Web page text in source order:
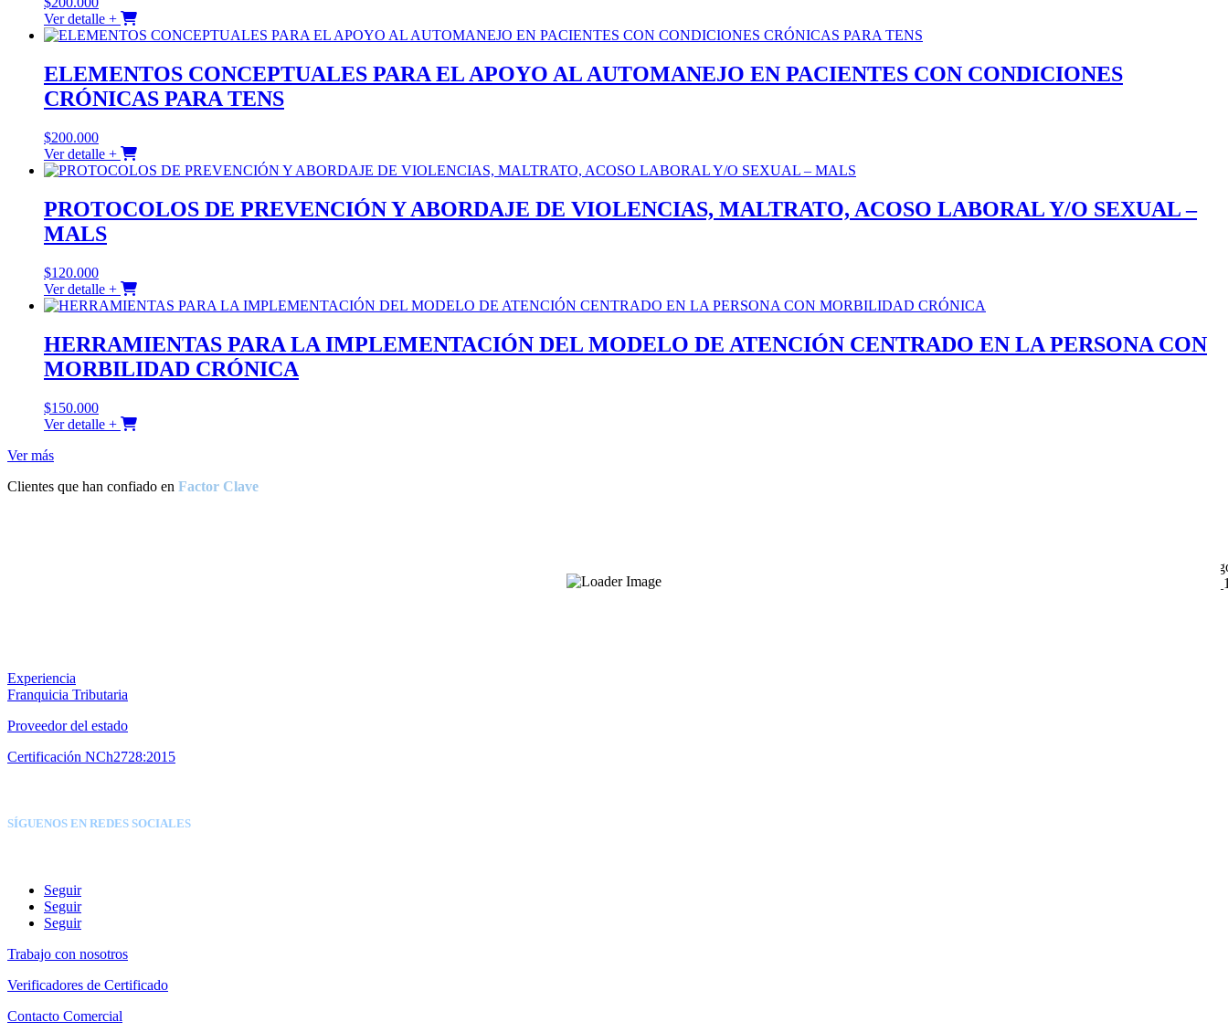
Ver detalle +
ELEMENTOS CONCEPTUALES PARA EL APOYO AL AUTOMANEJO EN PACIENTES CON CONDICIONES
CRÓNICAS PARA TENS
$200.000
Ver detalle +
PROTOCOLOS DE PREVENCIÓN Y ABORDAJE DE VIOLENCIAS, MALTRATO, ACOSO LABORAL Y/O SEXUAL –
MALS
$120.000
Ver detalle +
HERRAMIENTAS PARA LA IMPLEMENTACIÓN DEL MODELO DE ATENCIÓN CENTRADO EN LA PERSONA CON
MORBILIDAD CRÓNICA
$150.000
Ver detalle +
Ver más
Clientes que han confiado en Factor Clave
Experiencia
Franquicia Tributaria
Proveedor del estado
Certificación NCh2728:2015
SÍGUENOS EN REDES SOCIALES
Seguir
Seguir
Seguir
Trabajo con nosotros
Verificadores de Certificado
Contacto Comercial